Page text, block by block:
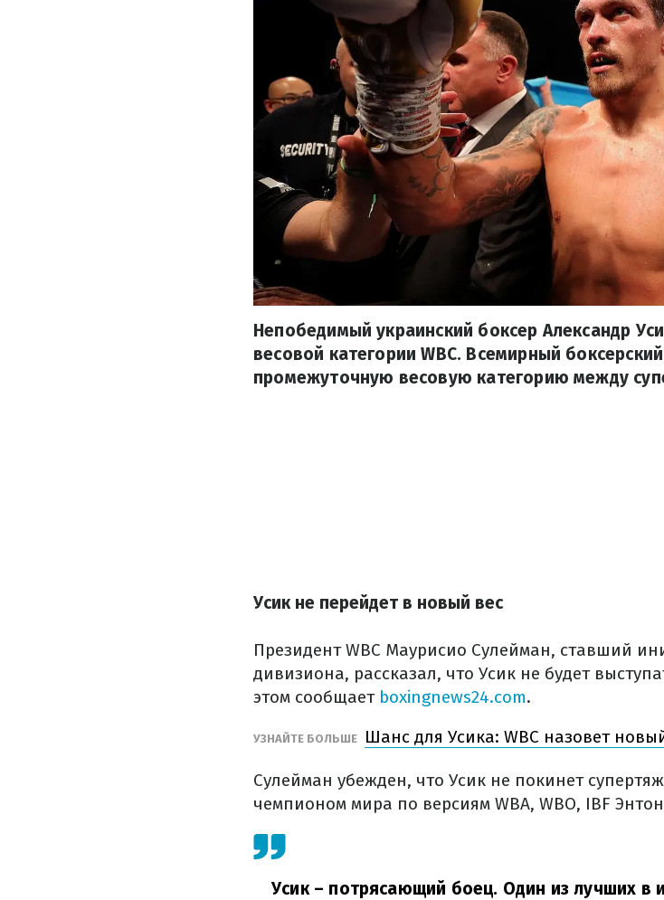
Непобедимый украинский боксер Александр
весовой категории WBC. Всемирный
промежуточную весовую категорию между
Усик не перейдет в новый вес
Президент WBC Маурисио Сулейман, ставший
дивизиона, рассказал, что Усик не будет
этом сообщает boxingnews24.com.
УЗНАЙТЕ БОЛЬШЕ Шанс для Усика: WBC назовет
Сулейман убежден, что Усик не покинет
чемпионом мира по версиям WBA, WBO, IBF
Усик – потрясающий боец. Один из лучших в